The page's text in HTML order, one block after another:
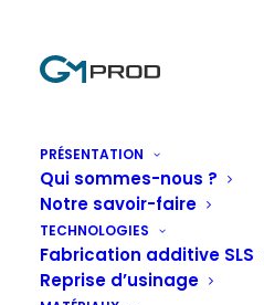
PRÉSENTATION
Qui sommes-nous ?
Notre savoir-faire
TECHNOLOGIES
Fabrication additive SLS
Reprise d’usinage